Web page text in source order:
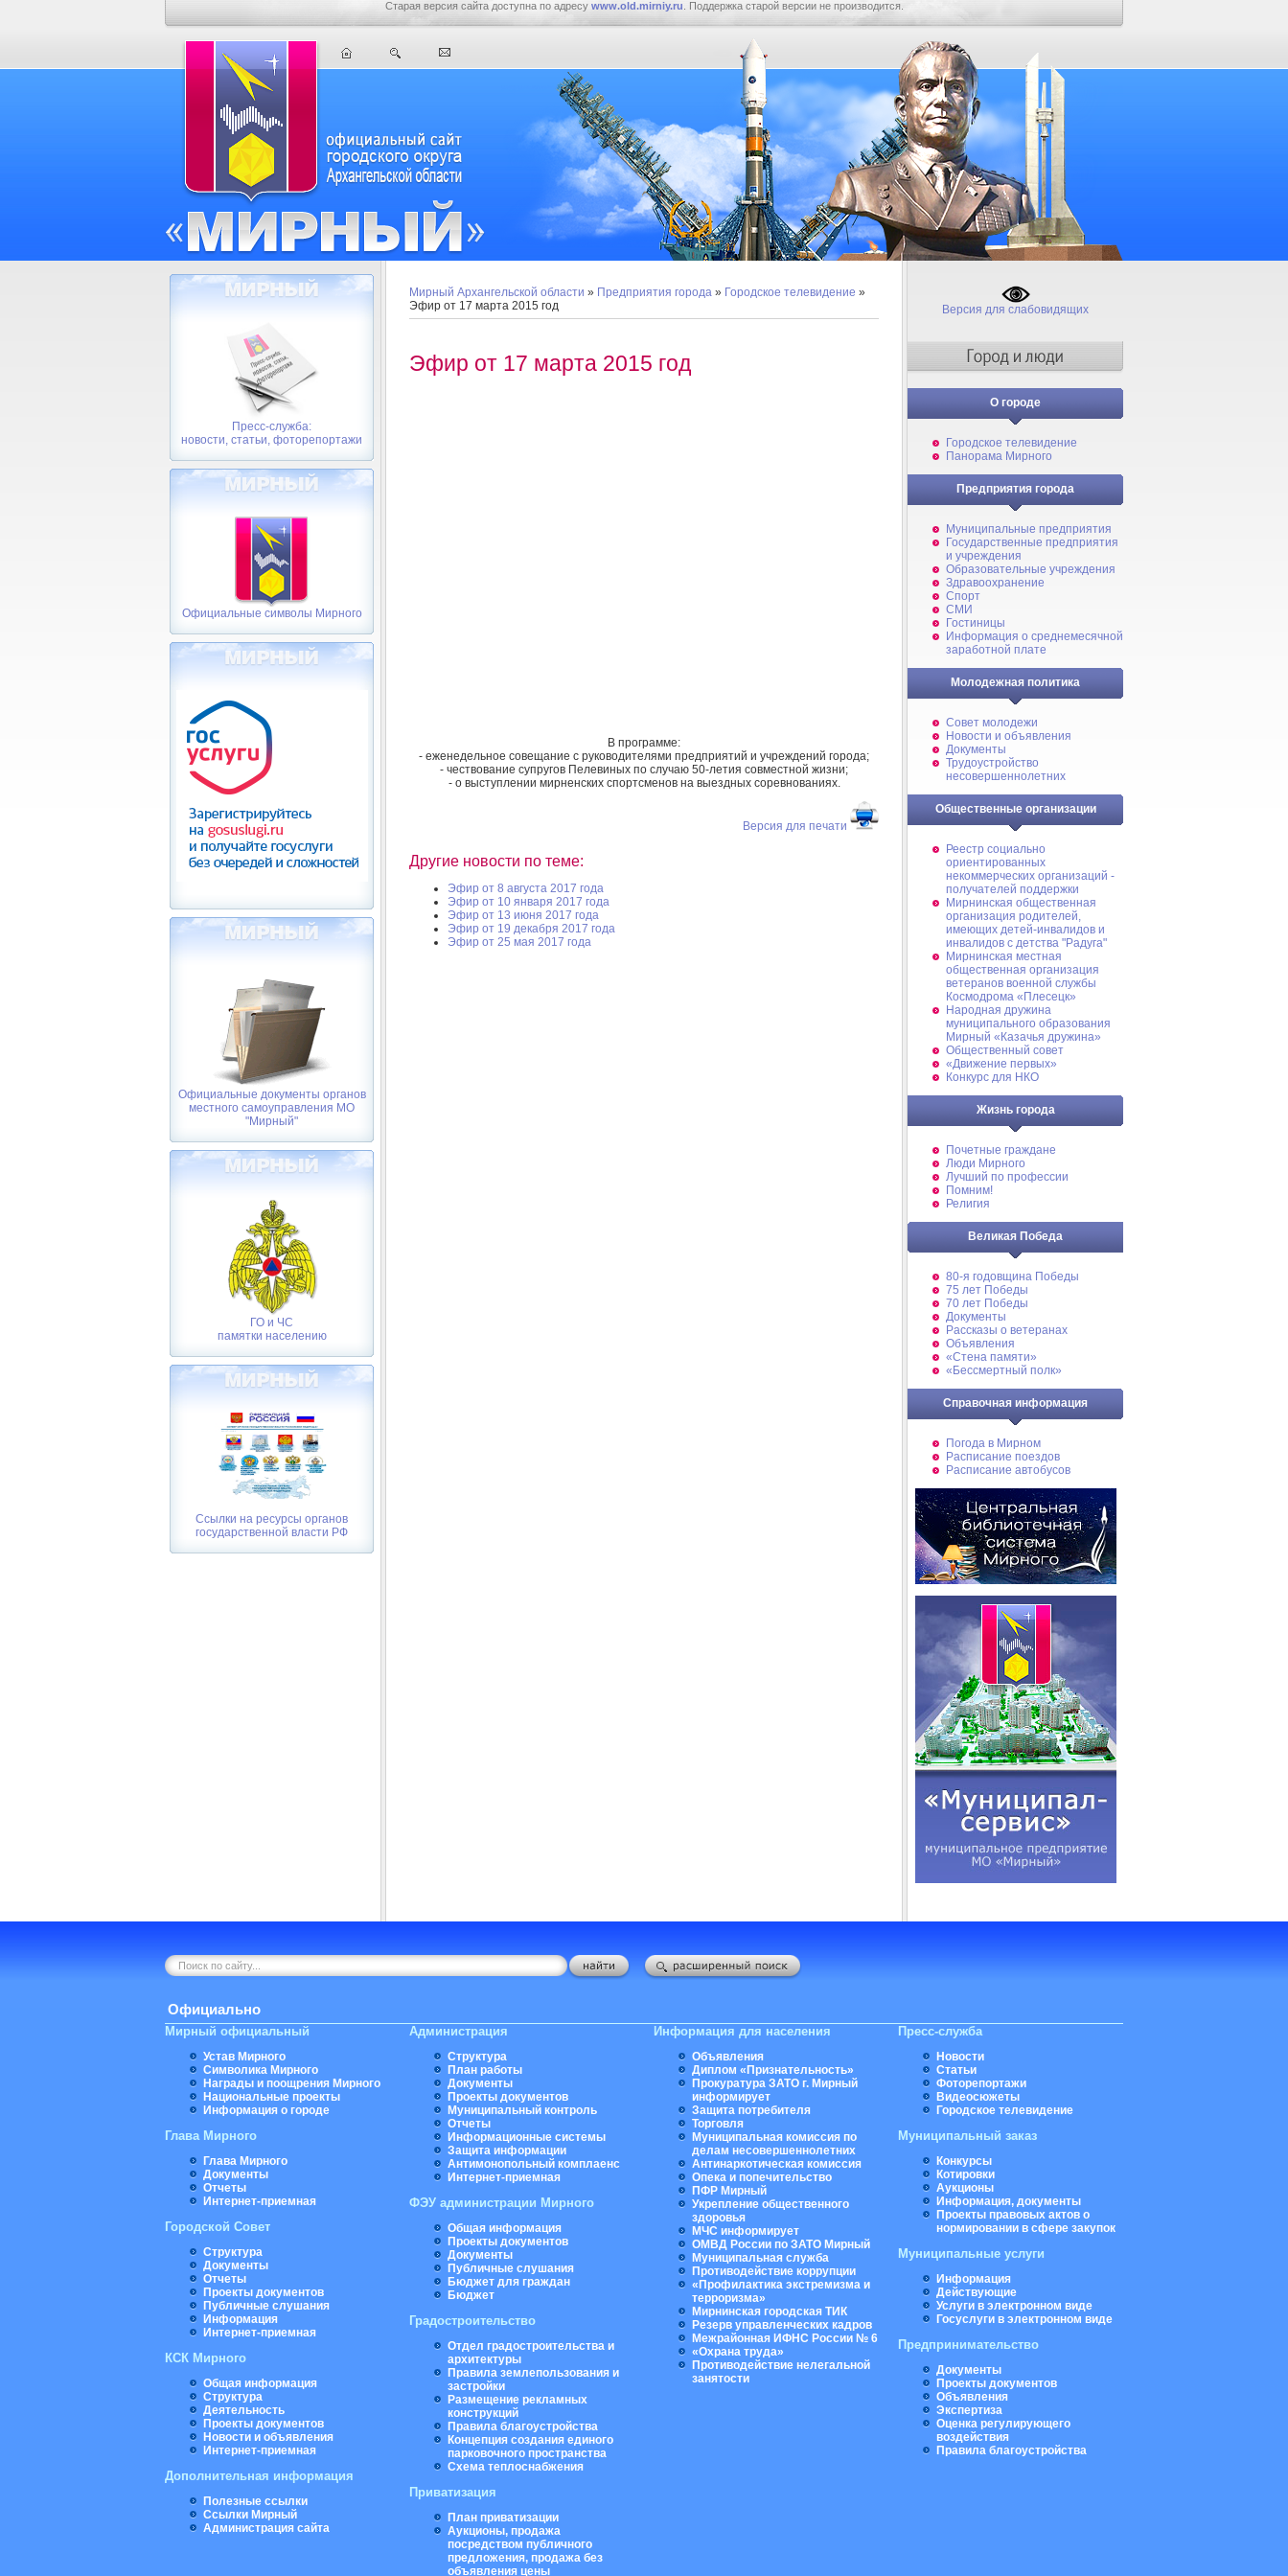
Старая версия сайта доступна по адресу www.old.mirniy.ru . Поддержка старой версии не производится.
Пресс-служба:
новости, статьи, фоторепортажи
Официальные символы Мирного
Официальные документы органов
местного самоуправления МО
"Мирный"
ГО и ЧС
памятки населению
Ссылки на ресурсы органов
государственной власти РФ
Мирный Архангельской области » Предприятия города » Городское телевидение »
Эфир от 17 марта 2015 год
Эфир от 17 марта 2015 год
В программе:
- еженедельное совещание с руководителями предприятий и учреждений города;
- чествование супругов Пелевиных по случаю 50-летия совместной жизни;
- о выступлении мирненских спортсменов на выездных соревнованиях.
Версия для печати
Другие новости по теме:
Эфир от 8 августа 2017 года
Эфир от 10 января 2017 года
Эфир от 13 июня 2017 года
Эфир от 19 декабря 2017 года
Эфир от 25 мая 2017 года
Версия для слабовидящих
О городе
Городское телевидение
Панорама Мирного
Предприятия города
Муниципальные предприятия
Государственные предприятия
и учреждения
Образовательные учреждения
Здравоохранение
Спорт
СМИ
Гостиницы
Информация о среднемесячной
заработной плате
Молодежная политика
Совет молодежи
Новости и объявления
Документы
Трудоустройство
несовершеннолетних
Общественные организации
Реестр социально
ориентированных
некоммерческих организаций -
получателей поддержки
Мирнинская общественная
организация родителей,
имеющих детей-инвалидов и
инвалидов с детства "Радуга"
Мирнинская местная
общественная организация
ветеранов военной службы
Космодрома «Плесецк»
Народная дружина
муниципального образования
Мирный «Казачья дружина»
Общественный совет
«Движение первых»
Конкурс для НКО
Жизнь города
Почетные граждане
Люди Мирного
Лучший по профессии
Помним!
Религия
Великая Победа
80-я годовщина Победы
75 лет Победы
70 лет Победы
Документы
Рассказы о ветеранах
Объявления
«Стена памяти»
«Бессмертный полк»
Справочная информация
Погода в Мирном
Расписание поездов
Расписание автобусов
Официально
Мирный официальный
Устав Мирного
Символика Мирного
Награды и поощрения Мирного
Национальные проекты
Информация о городе
Глава Мирного
Глава Мирного
Документы
Отчеты
Интернет-приемная
Городской Совет
Структура
Документы
Отчеты
Проекты документов
Публичные слушания
Информация
Интернет-приемная
КСК Мирного
Общая информация
Структура
Деятельность
Проекты документов
Новости и объявления
Интернет-приемная
Дополнительная информация
Полезные ссылки
Ссылки Мирный
Администрация сайта
Администрация
Структура
План работы
Документы
Проекты документов
Муниципальный контроль
Отчеты
Информационные системы
Защита информации
Антимонопольный комплаенс
Интернет-приемная
ФЭУ администрации Мирного
Общая информация
Проекты документов
Документы
Публичные слушания
Бюджет для граждан
Бюджет
Градостроительство
Отдел градостроительства и
архитектуры
Правила землепользования и
застройки
Размещение рекламных
конструкций
Правила благоустройства
Концепция создания единого
парковочного пространства
Схема теплоснабжения
Приватизация
План приватизации
Аукционы, продажа
посредством публичного
предложения, продажа без
объявления цены
Информация для населения
Объявления
Диплом «Признательность»
Прокуратура ЗАТО г. Мирный
информирует
Защита потребителя
Торговля
Муниципальная комиссия по
делам несовершеннолетних
Антинаркотическая комиссия
Опека и попечительство
ПФР Мирный
Укрепление общественного
здоровья
МЧС информирует
ОМВД России по ЗАТО Мирный
Муниципальная cлужба
Противодействие коррупции
«Профилактика экстремизма и
терроризма»
Мирнинская городская ТИК
Резерв управленческих кадров
Межрайонная ИФНС России № 6
«Охрана труда»
Противодействие нелегальной
занятости
Пресс-служба
Новости
Статьи
Фоторепортажи
Видеосюжеты
Городское телевидение
Муниципальный заказ
Конкурсы
Котировки
Аукционы
Информация, документы
Проекты правовых актов о
нормировании в сфере закупок
Муниципальные услуги
Информация
Действующие
Услуги в электронном виде
Госуслуги в электронном виде
Предпринимательство
Документы
Проекты документов
Объявления
Экспертиза
Оценка регулирующего
воздействия
Правила благоустройства